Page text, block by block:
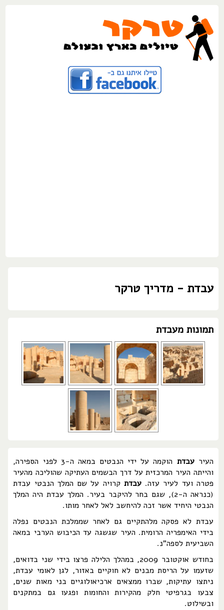
עבדת - מדריך טרקר
תמונות מעבדת
העירעבדת
הוקמה על ידי הנבטים במאה ה-3 לפני הספירה,
והייתה העיר המרכזית על דרך הבשמים העתיקה שהוליכה מהעיר
פטרה ועד לעיר עזה.עבדת קרויה על שם המלך הנבטי עבדת
(כנראה ה-2), שגם בחר להיקבר בעיר. המלך עבדת היה המלך
הנבטי היחיד אשר זכה להיחשב לאל לאחר מותו.
עבדת לא פסקה מלהתקיים גם לאחר שממלכת הנבטים נפלה
בידי האימפריה הרומית. העיר שגשגה עד הכיבוש הערבי במאה
השביעית לספה"נ.
בחודש אוקטובר 2009, במהלך הלילה פרצו בידי שני בדואים,
שזעמו על הריסת מבנים לא חוקיים באזור, לגן לאומי עבדת,
ניתצו עתיקות, שברו ממצאים ארכיאולוגיים בני מאות שנים,
צבעו בגרפיטי חלק מהקירות והחומות ופגעו גם במתקנים
ובשילוט.